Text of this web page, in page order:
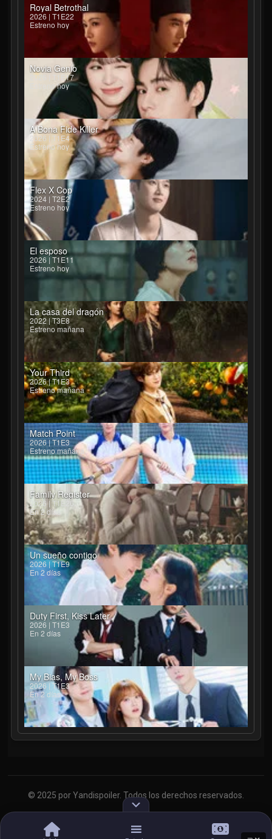
Royal Betrothal
2026 | T1E22
Estreno hoy
Novia Genio
2026 | T1E17
Estreno hoy
A Bona Fide Killer
2026 | T1E4
Estreno hoy
Flex X Cop
2024 | T2E2
Estreno hoy
El esposo
2026 | T1E11
Estreno hoy
La casa del dragón
2022 | T3E8
Estreno mañana
Your Third
2026 | T1E3
Estreno mañana
Match Point
2026 | T1E3
Estreno mañana
Family Register
2026 | T1E26
En 2 días
Un sueño contigo
2026 | T1E9
En 2 días
Duty First, Kiss Later
2026 | T1E3
En 2 días
My Bias, My Boss
2026 | T1E3
En 2 días
© 2025 por Yandispoiler. Todos los derechos reservados.